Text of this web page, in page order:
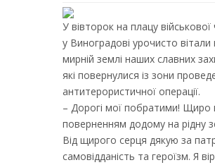
У вівторок на плацу військової
у Виноградові урочисто вітали
мирній землі наших славних
які повернулися із зони
антитерористичної операції.
– Дорогі мої побратими! Щиро
поверненням додому на рідну
Від щирого серця дякую за
самовідданість та героїзм. Я